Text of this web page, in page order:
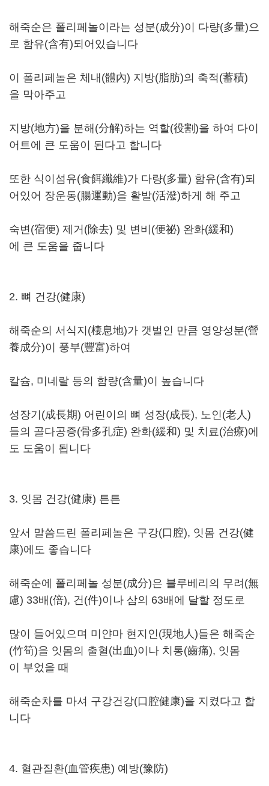
해죽순은 폴리페놀이라는 성분(成分)이 다량(多量)으
로 함유(含有)되어있습니다
이 폴리페놀은 체내(體內) 지방(脂肪)의 축적(蓄積)
을 막아주고
지방(地方)을 분해(分解)하는 역할(役割)을 하여 다이
어트에 큰 도움이 된다고 합니다
또한 식이섬유(食餌纖維)가 다량(多量) 함유(含有)되
어있어 장운동(腸運動)을 활발(活潑)하게 해 주고
숙변(宿便) 제거(除去) 및 변비(便祕) 완화(緩和)
에 큰 도움을 줍니다
2. 뼈 건강(健康)
해죽순의 서식지(棲息地)가 갯벌인 만큼 영양성분(營
養成分)이 풍부(豐富)하여
칼슘, 미네랄 등의 함량(含量)이 높습니다
성장기(成長期) 어린이의 뼈 성장(成長), 노인(老人)
들의 골다공증(骨多孔症) 완화(緩和) 및 치료(治療)에
도 도움이 됩니다
3. 잇몸 건강(健康) 튼튼
앞서 말씀드린 폴리페놀은 구강(口腔), 잇몸 건강(健
康)에도 좋습니다
해죽순에 폴리페놀 성분(成分)은 블루베리의 무려(無
慮) 33배(倍), 건(件)이나 삼의 63배에 달할 정도로
많이 들어있으며 미얀마 현지인(現地人)들은 해죽순
(竹筍)을 잇몸의 출혈(出血)이나 치통(齒痛), 잇몸
이 부었을 때
해죽순차를 마셔 구강건강(口腔健康)을 지켰다고 합
니다
4. 혈관질환(血管疾患) 예방(豫防)